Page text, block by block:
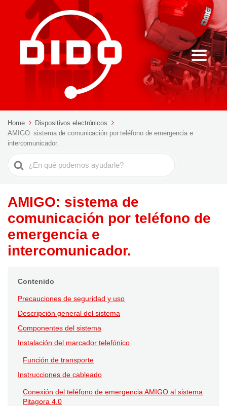
Home
Dispositivos electrónicos
AMIGO: sistema de comunicación por teléfono de emergencia e
intercomunicador.
Buscar
AMIGO: sistema de
comunicación por teléfono de
emergencia e
intercomunicador.
Contenido
Precauciones de seguridad y uso
Descripción general del sistema
Componentes del sistema
Instalación del marcador telefónico
Función de transporte
Instrucciones de cableado
Conexión del teléfono de emergencia AMIGO al sistema
Pitagora 4.0